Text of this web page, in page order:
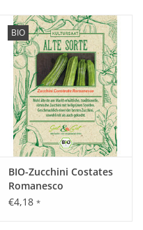
BIO
BIO-Zucchini Costates
Romanesco
€4,18 *